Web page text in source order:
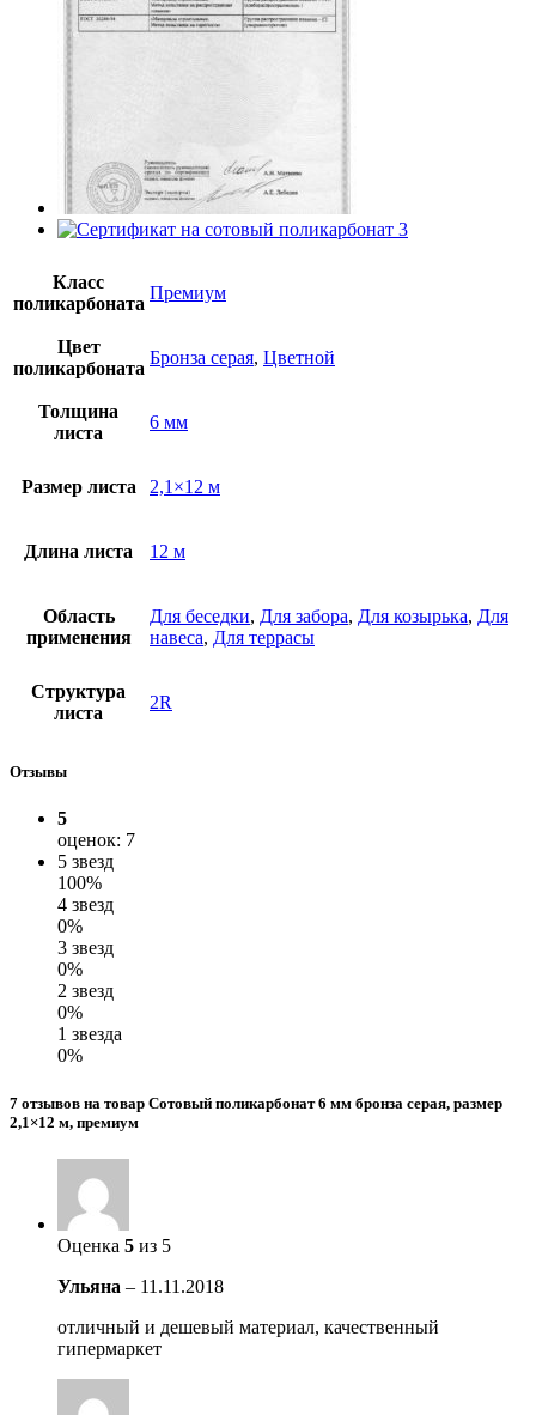
Класс
поликарбоната
Премиум
Цвет
поликарбоната
Бронза серая, Цветной
Толщина
листа
6 мм
Размер листа 2,1×12 м
Длина листа 12 м
Область
применения
Для беседки, Для забора, Для козырька, Для
навеса, Для террасы
Структура
листа
2R
Отзывы
5
оценок: 7
5 звезд
100%
4 звезд
0%
3 звезд
0%
2 звезд
0%
1 звезда
0%
7 отзывов на товар Сотовый поликарбонат 6 мм бронза серая, размер
2,1×12 м, премиум
Оценка 5 из 5
Ульяна – 11.11.2018
отличный и дешевый материал, качественный
гипермаркет